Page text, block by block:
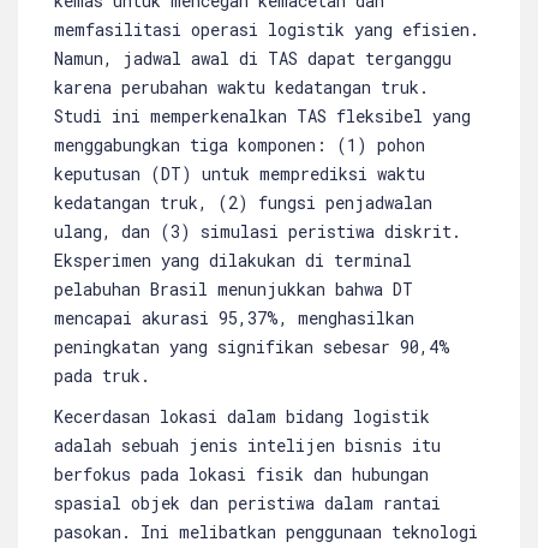
memfasilitasi operasi logistik yang efisien.
Namun, jadwal awal di TAS dapat terganggu
karena perubahan waktu kedatangan truk.
Studi ini memperkenalkan TAS fleksibel yang
menggabungkan tiga komponen: (1) pohon
keputusan (DT) untuk memprediksi waktu
kedatangan truk, (2) fungsi penjadwalan
ulang, dan (3) simulasi peristiwa diskrit.
Eksperimen yang dilakukan di terminal
pelabuhan Brasil menunjukkan bahwa DT
mencapai akurasi 95,37%, menghasilkan
peningkatan yang signifikan sebesar 90,4%
pada truk.
Kecerdasan lokasi dalam bidang logistik
adalah sebuah jenis intelijen bisnis itu
berfokus pada lokasi fisik dan hubungan
spasial objek dan peristiwa dalam rantai
pasokan. Ini melibatkan penggunaan teknologi